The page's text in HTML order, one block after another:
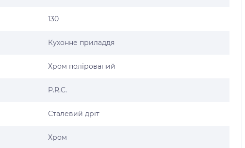
130
Кухонне приладдя
Хром полірований
P.R.C.
Сталевий дріт
Хром